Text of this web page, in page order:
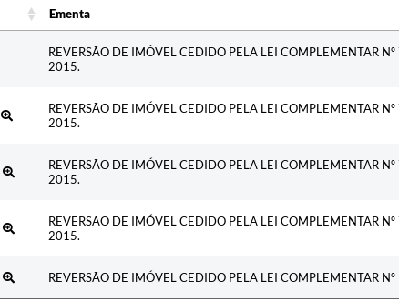
Ementa
REVERSÃO DE IMÓVEL CEDIDO PELA LEI COMPLEMENTAR
2015.
REVERSÃO DE IMÓVEL CEDIDO PELA LEI COMPLEMENTAR
2015.
REVERSÃO DE IMÓVEL CEDIDO PELA LEI COMPLEMENTAR
2015.
REVERSÃO DE IMÓVEL CEDIDO PELA LEI COMPLEMENTAR
2015.
REVERSÃO DE IMÓVEL CEDIDO PELA LEI COMPLEMENTAR